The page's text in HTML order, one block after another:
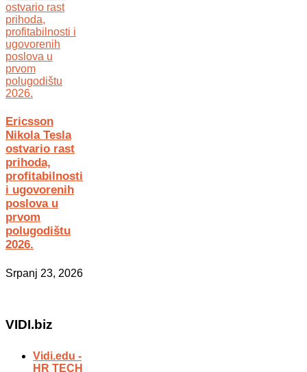
Ericsson
Nikola Tesla
ostvario rast
prihoda,
profitabilnosti
i ugovorenih
poslova u
prvom
polugodištu
2026.
Srpanj 23, 2026
VIDI.biz
Vidi.edu -
HR TECH